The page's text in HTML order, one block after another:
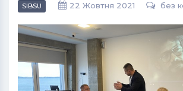
SIBSU 22 Жовтня 2021 без